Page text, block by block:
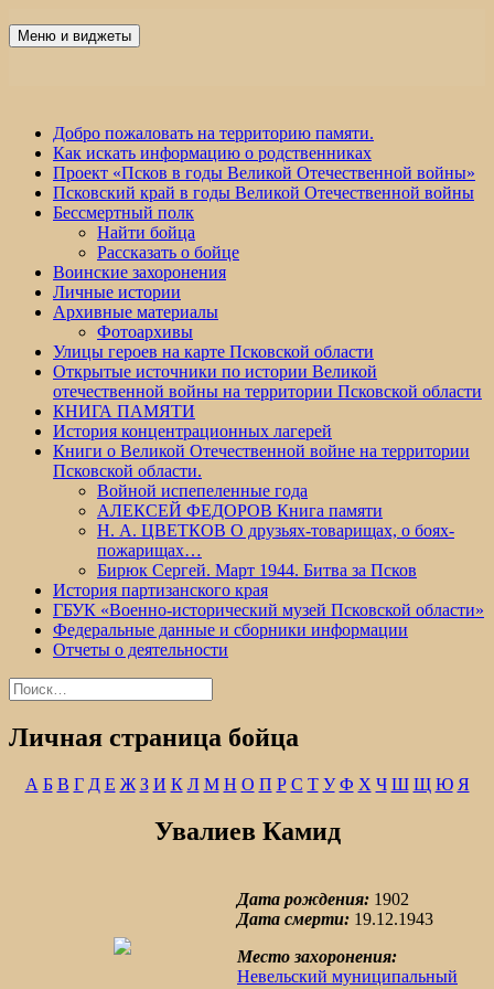
Победа 60
Меню и виджеты
Добро пожаловать на территорию памяти.
Как искать информацию о родственниках
Проект «Псков в годы Великой Отечественной войны»
Псковский край в годы Великой Отечественной войны
Бессмертный полк
Найти бойца
Рассказать о бойце
Воинские захоронения
Личные истории
Архивные материалы
Фотоархивы
Улицы героев на карте Псковской области
Открытые источники по истории Великой
отечественной войны на территории Псковской области
КНИГА ПАМЯТИ
История концентрационных лагерей
Книги о Великой Отечественной войне на территории
Псковской области.
Войной испепеленные года
АЛЕКСЕЙ ФЕДОРОВ Книга памяти
Н. А. ЦВЕТКОВ О друзьях-товарищах, о боях-
пожарищах…
Бирюк Сергей. Март 1944. Битва за Псков
История партизанского края
ГБУК «Военно-исторический музей Псковской области»
Федеральные данные и сборники информации
Отчеты о деятельности
Найти:
Личная страница бойца
А Б В Г Д Е Ж З И К Л М Н О П Р С Т У Ф Х Ч Ш Щ Ю Я
Увалиев Камид
Дата рождения: 1902
Дата смерти: 19.12.1943
Место захоронения:
Невельский муниципальный